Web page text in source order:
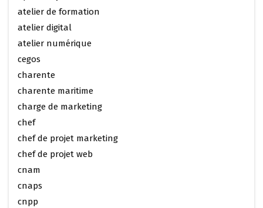
atelier de formation
atelier digital
atelier numérique
cegos
charente
charente maritime
charge de marketing
chef
chef de projet marketing
chef de projet web
cnam
cnaps
cnpp